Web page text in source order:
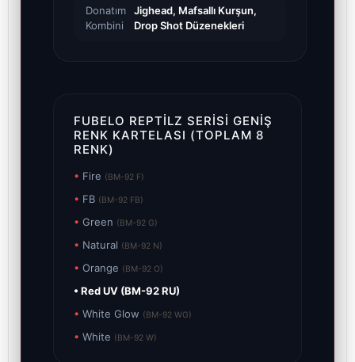
Donatım
Kombini
Jighead, Mafsallı Kurşun,
Drop Shot Düzenekleri
FUBELO REPTILZ SERISI GENIŞ
RENK KARTELASI (TOPLAM 8
RENK)
• Fire (BM-92 F)
• FB (BM-92 FB)
• Green (BM-92 G)
• Natural (BM-92 N)
• Orange (BM-92 O)
• Red UV (BM-92 RU)
• White Glow (BM-92 WG)
• White (BM-92 W)